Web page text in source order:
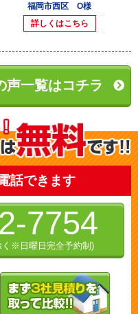
福岡市西区 O様
詳しくはこちら
声一覧はコチラ
話できます
7754
く※日曜日完全予約制)